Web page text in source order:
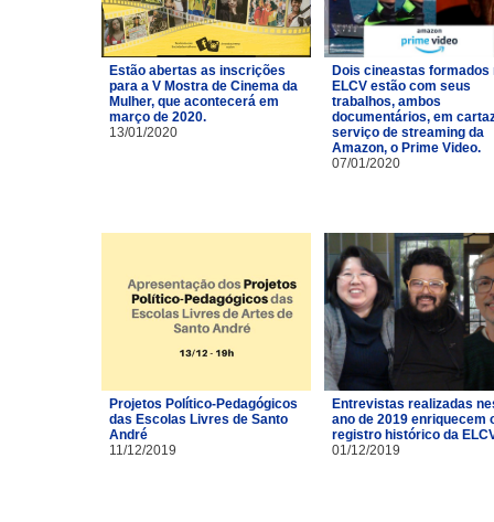
Estão abertas as inscrições
para a V Mostra de Cinema da
Mulher, que acontecerá em
março de 2020.
13/01/2020
Dois cineastas formados
ELCV estão com seus
trabalhos, ambos
documentários, em
serviço de streaming da
Amazon, o Prime Video.
07/01/2020
Projetos Político-Pedagógicos
das Escolas Livres de Santo
André
11/12/2019
Entrevistas realizadas
ano de 2019 enriquecem
registro histórico da
01/12/2019